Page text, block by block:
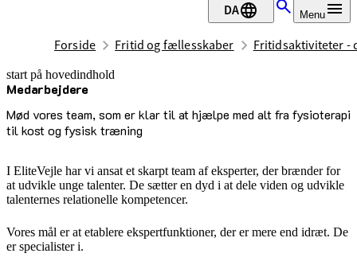
DA Menu
Forside Fritid og fællesskaber Fritidsaktiviteter -
start på hovedindhold
Medarbejdere
Mød vores team, som er klar til at hjælpe med alt fra fysioterapi
til kost og fysisk træning
senest opdateret 19. februar 2026
I EliteVejle har vi ansat et skarpt team af eksperter, der brænder for
at udvikle unge talenter. De sætter en dyd i at dele viden og udvikle
talenternes relationelle kompetencer.
Vores mål er at etablere ekspertfunktioner, der er mere end idræt. De
er specialister i.